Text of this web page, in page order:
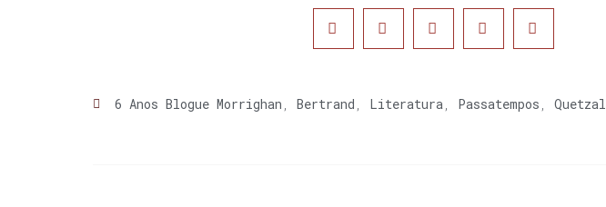
6 Anos Blogue Morrighan , Bertrand , Literatura, Passatempos , Quetzal